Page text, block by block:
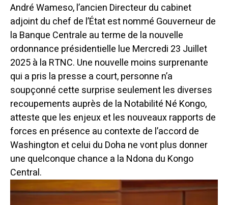
André Wameso, l’ancien Directeur du cabinet
adjoint du chef de l’État est nommé Gouverneur de
la Banque Centrale au terme de la nouvelle
ordonnance présidentielle lue Mercredi 23 Juillet
2025 à la RTNC. Une nouvelle moins surprenante
qui a pris la presse a court, personne n’a
soupçonné cette surprise seulement les diverses
recoupements auprès de la Notabilité Né Kongo,
atteste que les enjeux et les nouveaux rapports de
forces en présence au contexte de l’accord de
Washington et celui du Doha ne vont plus donner
une quelconque chance a la Ndona du Kongo
Central.